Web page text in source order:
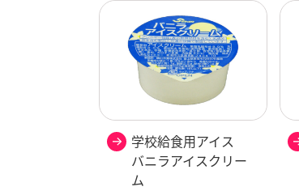
学校給食用アイス
バニラアイスクリー
ム